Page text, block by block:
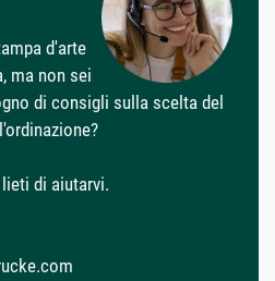
d'arte
ma non sei
di consigli sulla scelta del
di aiutarvi.